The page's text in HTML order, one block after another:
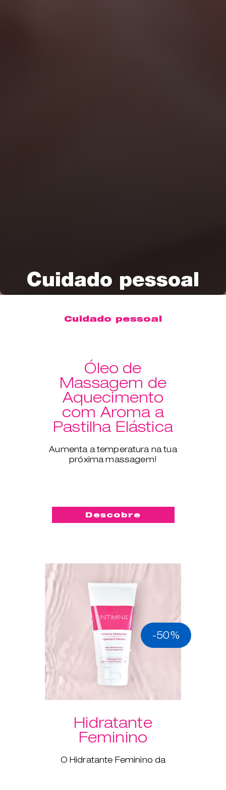
Cuidado pessoal
Cuidado pessoal
Óleo de
Massagem de
Aquecimento
com Aroma a
Pastilha Elástica
Aumenta a temperatura na tua
próxima massagem!
Descobre
-50%
Hidratante
Feminino
O Hidratante Feminino da